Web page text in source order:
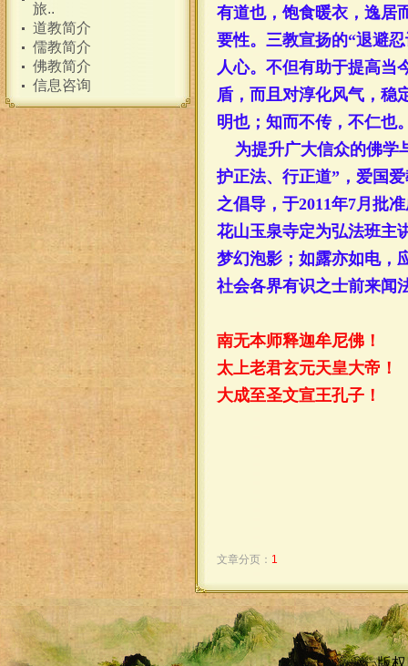
旅..
道教简介
儒教简介
佛教简介
信息咨询
有道也，饱食暖衣，逸居
要性。三教宣扬的“退避
人心。不但有助于提高当
盾，而且对淳化风气，稳
明也；知而不传，不仁也
为提升广大信众的佛学
护正法、行正道”， 爱国
之倡导， 于2011年7月批
花山玉泉寺定为弘法班主
梦幻泡影；如露亦如电，
社会各界有识之士前来闻
南无本师释迦牟尼佛 ！
太上老君玄元天皇大帝！
大成至圣文宣王孔子！
文章分页： 1
版